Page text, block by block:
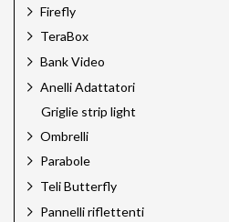
Firefly
TeraBox
Bank Video
Anelli Adattatori
Griglie strip light
Ombrelli
Parabole
Teli Butterfly
Pannelli riflettenti